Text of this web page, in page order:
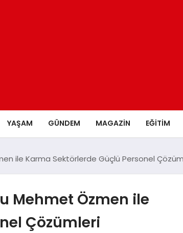
YAŞAM GÜNDEM MAGAZIN EĞITIM
ile Karma Sektörlerde Güçlü Personel
Mehmet Özmen ile
Çözümleri